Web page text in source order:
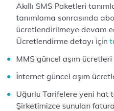
Akıllı SMS Paketleri
tanımlama sonrasında
ücretlendirilmeye devam
Ücretlendirme detayı için
MMS güncel aşım
İnternet güncel aşım
Uğurlu Tarifelere yeni hat
Şirketimizce sunulan